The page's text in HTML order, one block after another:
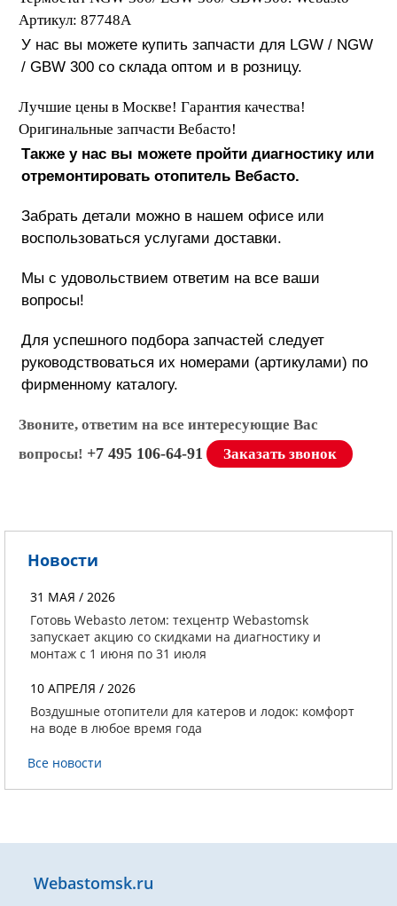
Артикул: 87748A
У нас вы можете купить запчасти для LGW / NGW
/ GBW 300 со склада оптом и в розницу.
Лучшие цены в Москве! Гарантия качества!
Оригинальные запчасти Вебасто!
Также у нас вы можете пройти диагностику или
отремонтировать отопитель Вебасто.
Забрать детали можно в нашем офисе или
воспользоваться услугами доставки.
Мы с удовольствием ответим на все ваши
вопросы!
Для успешного подбора запчастей следует
руководствоваться их номерами (артикулами) по
фирменному каталогу.
Звоните, ответим на все интересующие Вас
вопросы! +7 495 106-64-91 Заказать звонок
Новости
31 МАЯ / 2026
Готовь Webasto летом: техцентр Webastomsk
запускает акцию со скидками на диагностику и
монтаж с 1 июня по 31 июля
10 АПРЕЛЯ / 2026
Воздушные отопители для катеров и лодок: комфорт
на воде в любое время года
Все новости
Webastomsk.ru